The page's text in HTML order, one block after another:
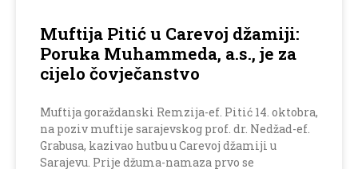
Muftija Pitić u Carevoj džamiji:
Poruka Muhammeda, a.s., je za
cijelo čovječanstvo
Muftija goraždanski Remzija-ef. Pitić 14. oktobra,
na poziv muftije sarajevskog prof. dr. Nedžad-ef.
Grabusa, kazivao hutbu u Carevoj džamiji u
Sarajevu. Prije džuma-namaza prvo se